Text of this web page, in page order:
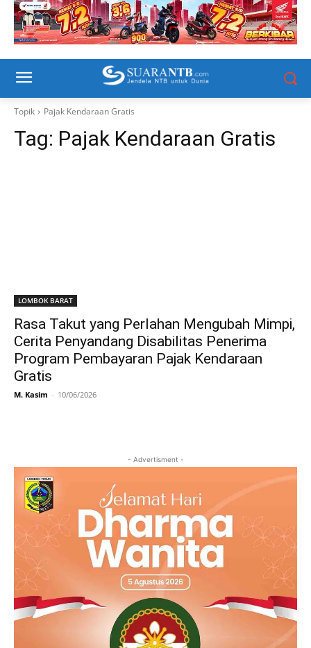
Topik Pajak Kendaraan Gratis
Tag: Pajak Kendaraan Gratis
LOMBOK BARAT
Rasa Takut yang Perlahan Mengubah Mimpi,
Cerita Penyandang Disabilitas Penerima
Program Pembayaran Pajak Kendaraan
Gratis
M. Kasim - 10/06/2026
- Advertisment -